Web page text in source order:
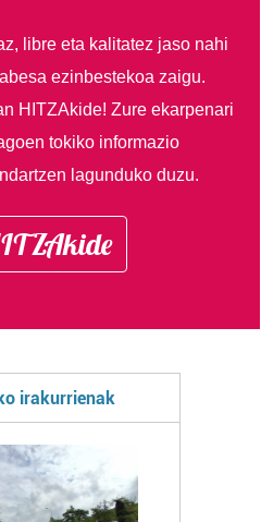
libre eta kalitatez jaso nahi
ezinbestekoa zaigu.
HITZAkide!Zure ekarpenari
tokiko informazio
lagunduko duzu.
irakurrienak